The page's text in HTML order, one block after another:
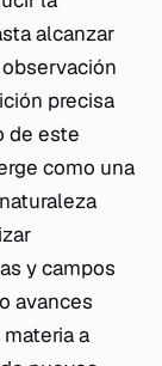
alcanzar
precisa
de este
como una
y campos
avances
a